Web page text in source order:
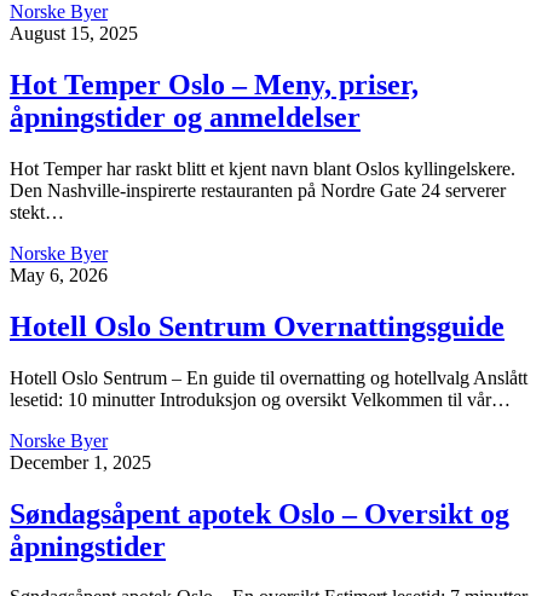
Norske Byer
August 15, 2025
Hot Temper Oslo – Meny, priser,
åpningstider og anmeldelser
Hot Temper har raskt blitt et kjent navn blant Oslos kyllingelskere.
Den Nashville-inspirerte restauranten på Nordre Gate 24 serverer
stekt…
Norske Byer
May 6, 2026
Hotell Oslo Sentrum Overnattingsguide
Hotell Oslo Sentrum – En guide til overnatting og hotellvalg Anslått
lesetid: 10 minutter Introduksjon og oversikt Velkommen til vår…
Norske Byer
December 1, 2025
Søndagsåpent apotek Oslo – Oversikt og
åpningstider